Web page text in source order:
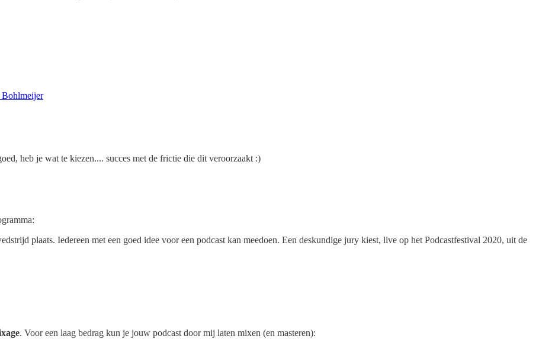
Bohlmeijer
heb je wat te kiezen.... succes met de frictie die dit veroorzaakt :)
plaats. Iedereen met een goed idee voor een podcast kan meedoen. Een deskundige jury kiest, live op het Podcastfestival 2020, uit de
. Voor een laag bedrag kun je jouw podcast door mij laten mixen (en masteren):